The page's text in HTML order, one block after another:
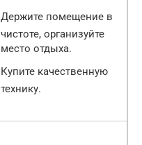
Держите помещение в
чистоте, организуйте
место отдыха.
Купите качественную
технику.